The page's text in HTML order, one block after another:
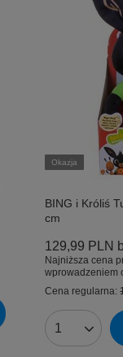
Okazja
BING i Króliś
cm
129,99 PLN
Najniższa cena
wprowadzeniem
Cena regularna:
Ilość